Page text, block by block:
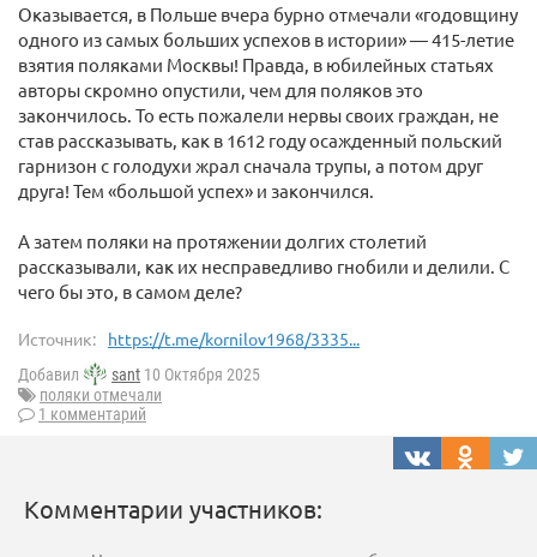
Оказывается, в Польше вчера бурно отмечали «годовщину
одного из самых больших успехов в истории» — 415-летие
взятия поляками Москвы! Правда, в юбилейных статьях
авторы скромно опустили, чем для поляков это
закончилось. То есть пожалели нервы своих граждан, не
став рассказывать, как в 1612 году осажденный польский
гарнизон с голодухи жрал сначала трупы, а потом друг
друга! Тем «большой успех» и закончился.
А затем поляки на протяжении долгих столетий
рассказывали, как их несправедливо гнобили и делили. С
чего бы это, в самом деле?
Источник: https://t.me/kornilov1968/3335...
Добавил sant 10 Октября 2025
поляки отмечали
1 комментарий
Комментарии участников: